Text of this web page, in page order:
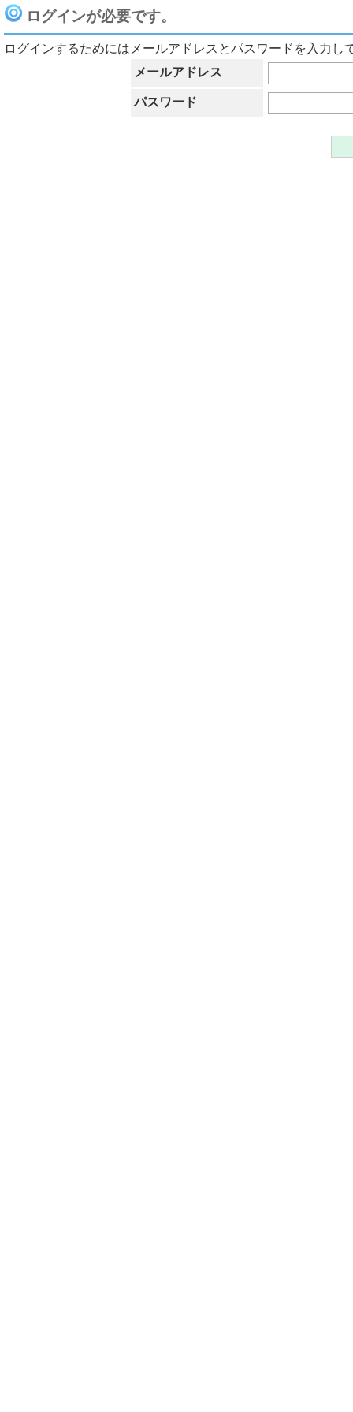
ログインが必要です。
ログインするためにはメールアドレスとパスワードを入力し
メールアドレス
パスワード